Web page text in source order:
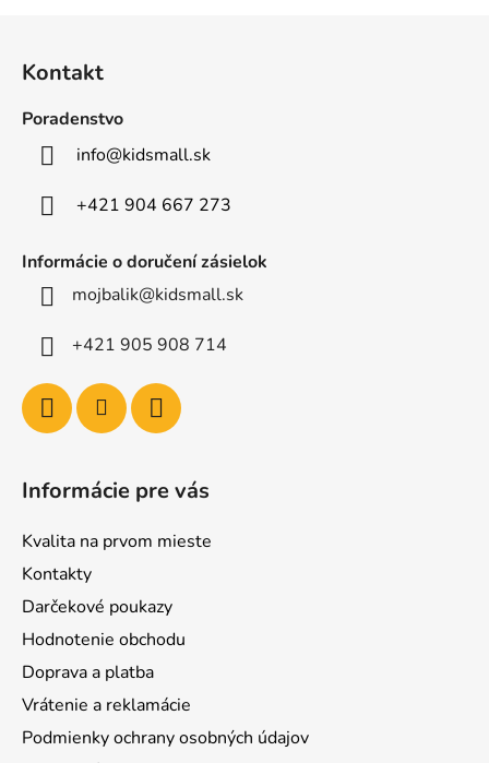
Kontakt
Poradenstvo
info@kidsmall.sk
+421 904 667 273
Informácie o doručení zásielok
mojbalik@kidsmall.sk
+421 905 908 714
Informácie pre vás
Kvalita na prvom mieste
Kontakty
Darčekové poukazy
Hodnotenie obchodu
Doprava a platba
Vrátenie a reklamácie
Podmienky ochrany osobných údajov